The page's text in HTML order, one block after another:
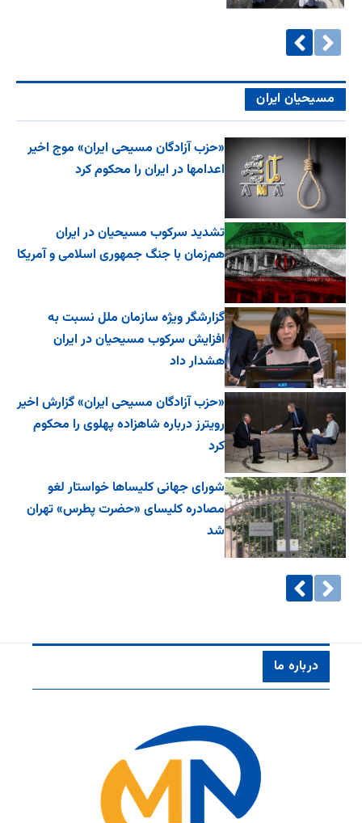
مسیحیان ایران
«حزب آزادگان مسیحی ایران» موج اخیر
اعدامها در ایران را محکوم کرد
تشدید سرکوب مسیحیان در ایران
هم‌زمان با جنگ جمهوری اسلامی و آمریکا
گزارشگر ویژه سازمان ملل نسبت به
افزایش سرکوب مسیحیان در ایران
هشدار داد
«حزب آزادگان مسیحی ایران» گزارش اخیر
رویترز درباره شاهزاده پهلوی را محکوم
کرد
شورای جهانی کلیساها خواستار لغو
مصادره کلیسای «حضرت پطرس» تهران
شد
درباره ما